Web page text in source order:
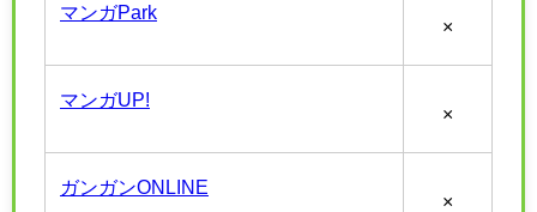
マンガPark
×
マンガUP!
×
ガンガンONLINE
×